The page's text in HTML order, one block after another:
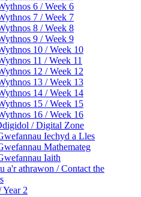
6 / Week 6
7 / Week 7
8 / Week 8
9 / Week 9
10 / Week 10
11 / Week 11
12 / Week 12
13 / Week 13
14 / Week 14
15 / Week 15
16 / Week 16
/ Digital Zone
Iechyd a Lles
Mathemateg
Iaith
a'r athrawon / Contact the
2